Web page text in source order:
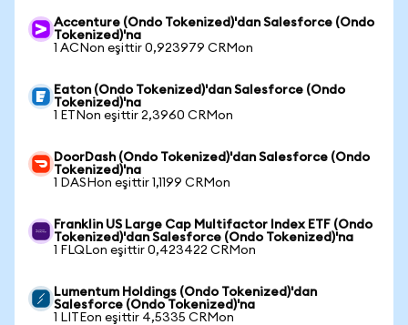
Accenture (Ondo Tokenized)'dan Salesforce (Ondo
Tokenized)'na
1 ACNon eşittir 0,923979 CRMon
Eaton (Ondo Tokenized)'dan Salesforce (Ondo
Tokenized)'na
1 ETNon eşittir 2,3960 CRMon
DoorDash (Ondo Tokenized)'dan Salesforce (Ondo
Tokenized)'na
1 DASHon eşittir 1,1199 CRMon
Franklin US Large Cap Multifactor Index ETF (Ondo
Tokenized)'dan Salesforce (Ondo Tokenized)'na
1 FLQLon eşittir 0,423422 CRMon
Lumentum Holdings (Ondo Tokenized)'dan
Salesforce (Ondo Tokenized)'na
1 LITEon eşittir 4,5335 CRMon